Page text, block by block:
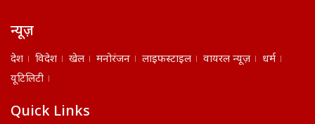
न्यूज़
देश विदेश खेल मनोरंजन लाइफस्टाइल वायरल न्यूज़
धर्म
यूटिलिटी
Quick Links